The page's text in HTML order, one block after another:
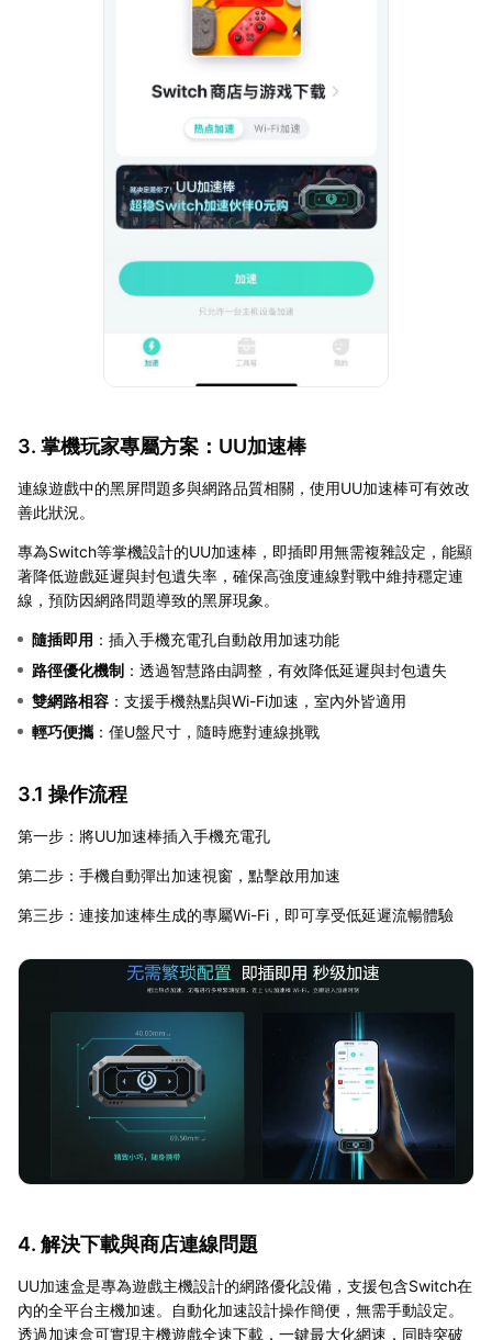
3. 掌機玩家專屬方案：UU加速棒
連線遊戲中的黑屏問題多與網路品質相關，使用UU加速棒可有效改
善此狀況。
專為Switch等掌機設計的UU加速棒，即插即用無需複雜設定，能顯
著降低遊戲延遲與封包遺失率，確保高強度連線對戰中維持穩定連
線，預防因網路問題導致的黑屏現象。
隨插即用 ：插入手機充電孔自動啟用加速功能
路徑優化機制 ：透過智慧路由調整，有效降低延遲與封包遺失
雙網路相容 ：支援手機熱點與Wi-Fi加速，室內外皆適用
輕巧便攜 ：僅U盤尺寸，隨時應對連線挑戰
3.1 操作流程
第一步：將UU加速棒插入手機充電孔
第二步：手機自動彈出加速視窗，點擊啟用加速
第三步：連接加速棒生成的專屬Wi-Fi，即可享受低延遲流暢體驗
4. 解決下載與商店連線問題
UU加速盒是專為遊戲主機設計的網路優化設備，支援包含Switch在
內的全平台主機加速。自動化加速設計操作簡便，無需手動設定。
透過加速盒可實現主機遊戲全速下載，一鍵最大化網速，同時突破